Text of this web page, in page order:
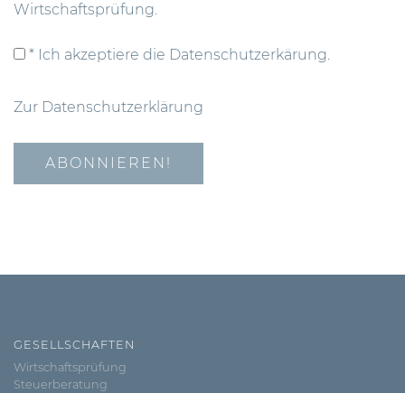
Wirtschaftsprüfung.
* Ich akzeptiere die Datenschutzerkärung.
Zur Datenschutzerklärung
GESELLSCHAFTEN
Wirtschaftsprüfung
Steuerberatung